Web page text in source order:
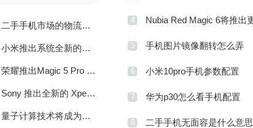
忠机者手机专卖平台：二手手机市场的物流配送和出售方式
忠机者手机专卖平台：小米推出系统全新的智能厨房
忠机者手机专卖平台：荣耀推出Magic 5 Pro 手机，搭载麒麟9000处理器和5000万像素主摄像头
忠机者手机专卖平台：Sony 推出全新的 Xperia 1 III 手机，展现出卓越的技术和品质
忠机者手机专卖平台：量子计算技术将成为手机行业的新的发展方向
4
5 手机图片镜像翻转怎么弄
6 小米10pro手机参数配置
7 华为p30怎么看手机配置
8 二手手机无面容是什么意思